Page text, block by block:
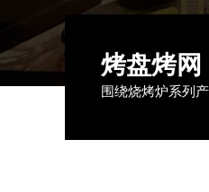
烤盘烤网
围绕烧烤炉系列